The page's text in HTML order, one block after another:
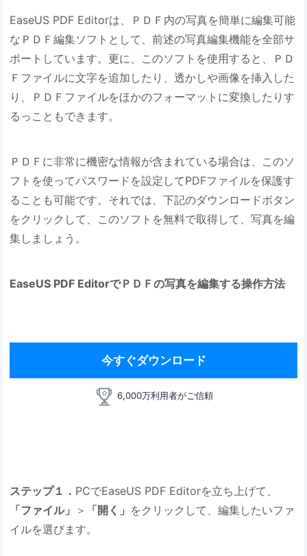
EaseUS PDF Editorは、ＰＤＦ内の写真を簡単に編集可能
なＰＤＦ編集ソフトとして、前述の写真編集機能を全部サ
ポートしています。更に、このソフトを使用すると、ＰＤ
Ｆファイルに文字を追加したり、透かしや画像を挿入した
り、ＰＤＦファイルをほかのフォーマットに変換したりす
るっこともできます。
ＰＤＦに非常に機密な情報が含まれている場合は、このソ
フトを使ってパスワードを設定してPDFファイルを保護す
ることも可能です。それでは、下記のダウンロードボタン
をクリックして、このソフトを無料で取得して、写真を編
集しましょう。
EaseUS PDF EditorでＰＤＦの写真を編集する操作方法
今すぐダウンロード
6,000万利用者がご信頼
ステップ１． PCでEaseUS PDF Editorを立ち上げて、
「ファイル」
＞ 「開く」 をクリックして、編集したいファ
イルを選びます。